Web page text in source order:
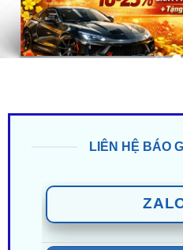
LIÊN HỆ BÁO